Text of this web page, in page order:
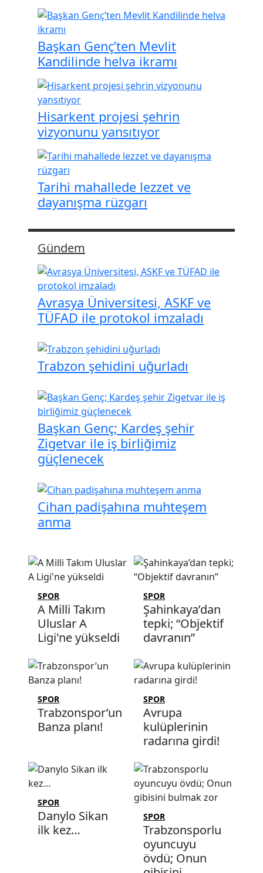
Başkan Genç’ten Mevlit
Kandilinde helva ikramı
Hisarkent projesi şehrin
vizyonunu yansıtıyor
Tarihi mahallede lezzet ve
dayanışma rüzgarı
Gündem
Avrasya Üniversitesi, ASKF ve
TÜFAD ile protokol imzaladı
Trabzon şehidini uğurladı
Başkan Genç; Kardeş şehir
Zigetvar ile iş birliğimiz
güçlenecek
Cihan padişahına muhteşem
anma
SPOR
A Milli Takım
Uluslar A
Ligi'ne yükseldi
SPOR
Şahinkaya’dan
tepki; “Objektif
davranın”
SPOR
Trabzonspor’un
Banza planı!
SPOR
Avrupa
kulüplerinin
radarına girdi!
SPOR
Danylo Sikan
ilk kez…
SPOR
Trabzonsporlu
oyuncuyu
övdü; Onun